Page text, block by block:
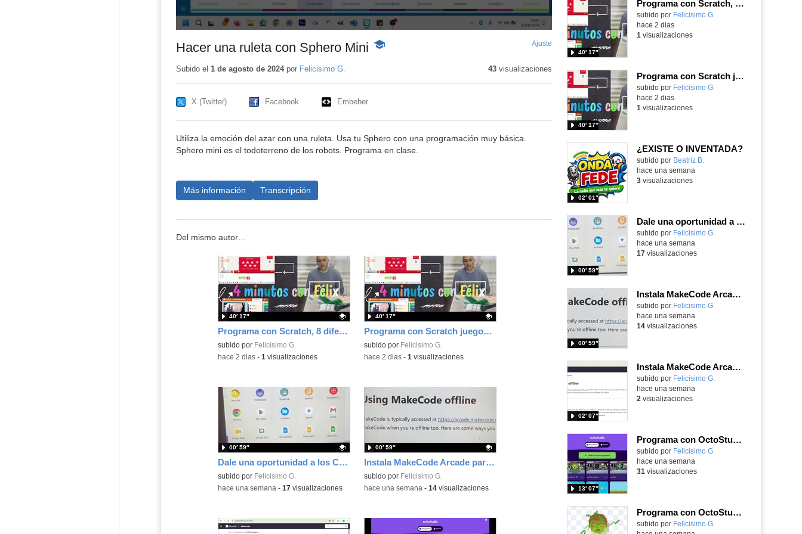
Hacer una ruleta con Sphero Mini
-
Ajuste
pantalla
Subido el 1 de agosto de 2024por Felicisimo G. 43visualizaciones
X (Twitter) Facebook Embeber
Utiliza la emoción del azar con una ruleta. Usa tu Sphero con una programación muy básica.
Sphero mini es el todoterreno de los robots. Programa en clase.
Más información Transcripción
Del mismo autor…
Programa con Scratch, 8 diferentes juegos para vivir la emoción de los partidos de España en el mundial 2026
Contenido educativo.
subido por Felicisimo G.
40′ 17″
-hace 2 dias- 1 visualizaciones
Programa con Scratch juegos con los partidos del mundial 2026 ganados por España
Contenido educativo.
subido por Felicisimo G.
40′ 17″
-hace 2 dias- 1 visualizaciones
Dale una oportunidad a los Chromebooks y utiliza un proyector para realizar talleres si no tienes pantallas táctiles
Contenido educativo.
subido por Felicisimo G.
00′ 59″
-hace una semana - 17 visualizaciones
Instala MakeCode Arcade para trabajar offline en tu tablet, ordenador, Chromebook
Contenido educativo.
subido por Felicisimo G.
00′ 59″
-hace una semana - 14visualizaciones
Programa con Scratch, 8 diferentes juegos para vivir la emoción de los partidos de España en el mundial 2026
Contenido educativo.
subido por Felicisimo G.
40′ 17″
hace 2 dias
1 visualizaciones
Programa con Scratch juegos con los partidos del mundial 2026 ganados por España
Contenido educativo.
subido por Felicisimo G.
40′ 17″
hace 2 dias
1 visualizaciones
¿EXISTE O INVENTADA?
Contenido educativo.
subido por Beatriz B.
02′ 01″
hace una semana
3visualizaciones
Dale una oportunidad a los Chromebooks y utiliza un proyector para realizar talleres si no tienes pantallas táctiles
Contenido educativo.
subido por Felicisimo G.
00′ 59″
hace una semana
17visualizaciones
Instala MakeCode Arcade para trabajar offline en tu tablet, ordenador, Chromebook
Contenido educativo.
subido por Felicisimo G.
00′ 59″
hace una semana
14visualizaciones
Instala MakeCode Arcade offline para programar grandes juegos sin necesidad de Internet
Contenido educativo.
subido por Felicisimo G.
02′ 07″
hace una semana
2 visualizaciones
Programa con OctoStudio, un juego de disparos contra Zombies con un cargador basado en el House of the dead
Contenido educativo.
subido por Felicisimo G.
13′ 07″
hace una semana
31 visualizaciones
Programa con OctoStudio, un juego homenajeando al House of the dead con Zombies
Contenido educativo.
subido por Felicisimo G.